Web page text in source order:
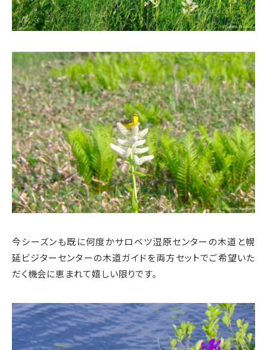
今シーズンも既に何度かサロベツ湿原センターの木道と幌
延ビジターセンターの木道ガイドを両方セットでご希望いた
だく機会に恵まれて嬉しい限りです。